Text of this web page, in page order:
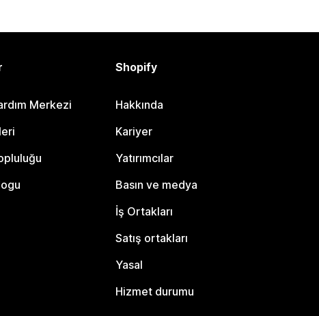
Merkezi
Shopify
Hakkında
Kariyer
Yatırımcılar
Basın ve medya
İş Ortakları
Satış ortakları
Yasal
Hizmet durumu